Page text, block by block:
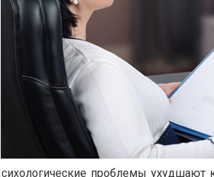
проблемы ухудшают